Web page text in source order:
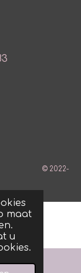
maat
u
© 2022-